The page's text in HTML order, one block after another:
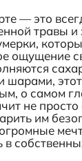
— это
травы и
ощущение
шарами,
о самом
не
им
в